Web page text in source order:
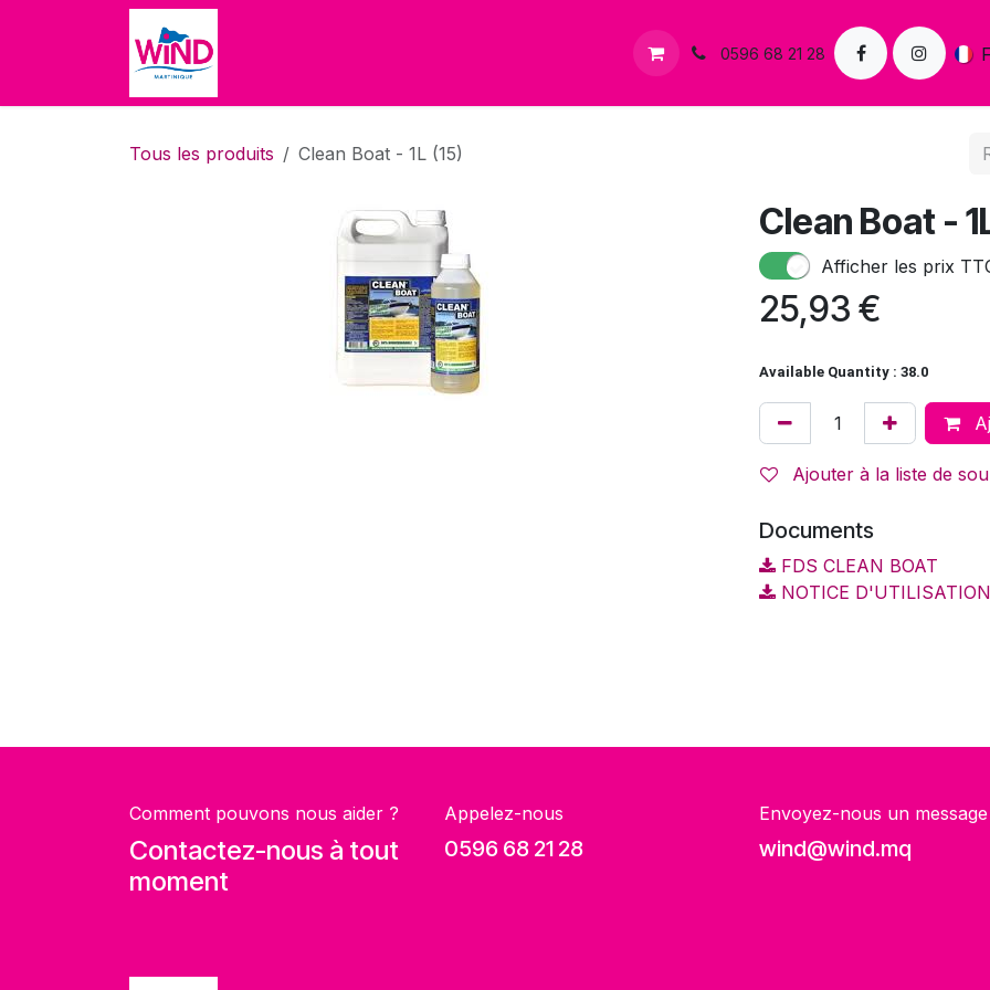
Se rendre au contenu
Contactez-nous 0596 68 21 28
Tous les produits Clean Boat - 1L (15)
Clean Boat -
Afficher les prix
25,93 €
Available Quantity : 38.0
Ajouter à la liste de
Documents
FDS CLEAN BOAT
NOTICE D'UTILISATION
Comment pouvons nous aider ?
Contactez-nous à tout
moment
Appelez-nous
0596 68 21 28
Envoyez-nous un message
wind@wind.mq